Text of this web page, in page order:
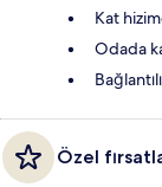
Kat
Odada
Özel